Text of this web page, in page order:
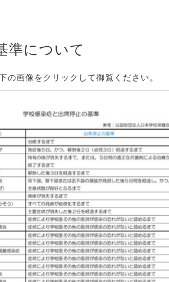
準について
の画像をクリックして御覧ください。